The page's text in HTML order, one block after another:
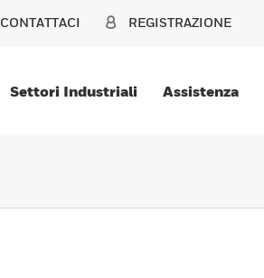
CONTATTACI REGISTRAZIONE
Settori Industriali Assistenza